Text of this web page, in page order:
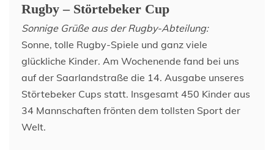
Rugby – Störtebeker Cup
Sonnige Grüße aus der Rugby-Abteilung:
Sonne, tolle Rugby-Spiele und ganz viele
glückliche Kinder. Am Wochenende fand bei uns
auf der Saarlandstraße die 14. Ausgabe unseres
Störtebeker Cups statt. Insgesamt 450 Kinder aus
34 Mannschaften frönten dem tollsten Sport der
Welt.